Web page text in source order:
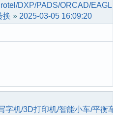
DXP/PADS/ORCAD/EAGLE
换 » 2025-03-05 16:09:20
字机/3D打印机/智能小车/平衡